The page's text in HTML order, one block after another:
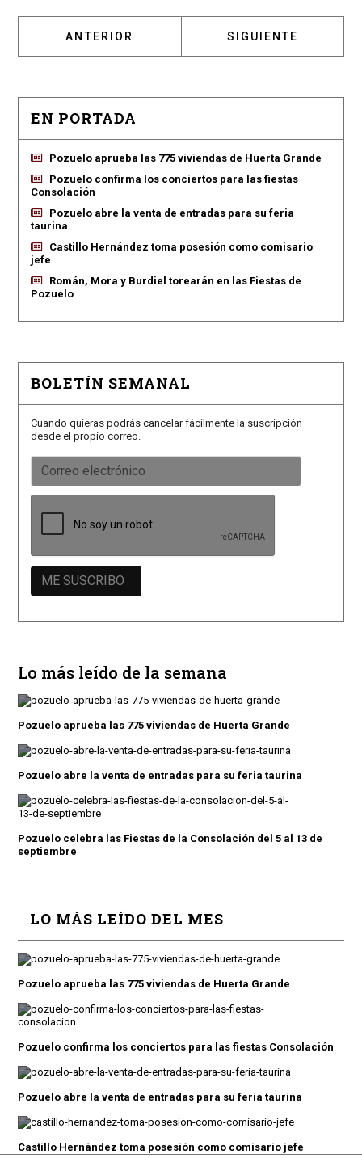
ARTÍCULO ANTERIOR: QUÉ ESPERAR DE
ANTERIOR ARTÍCULO
SIGUIENTE
EN PORTADA
Pozuelo aprueba las 775 viviendas de Huerta Grande
Pozuelo confirma los conciertos para las fiestas
Consolación
Pozuelo abre la venta de entradas para su feria
taurina
Castillo Hernández toma posesión como comisario
jefe
Román, Mora y Burdiel torearán en las Fiestas de
Pozuelo
BOLETÍN SEMANAL
Cuando quieras podrás cancelar fácilmente la suscripción
desde el propio correo.
Lo más leído de la semana
Pozuelo aprueba las 775 viviendas de Huerta Grande
Pozuelo abre la venta de entradas para su feria taurina
Pozuelo celebra las Fiestas de la Consolación del 5 al 13 de
septiembre
LO MÁS LEÍDO DEL MES
Pozuelo aprueba las 775 viviendas de Huerta Grande
Pozuelo confirma los conciertos para las fiestas Consolación
Pozuelo abre la venta de entradas para su feria taurina
Castillo Hernández toma posesión como comisario jefe